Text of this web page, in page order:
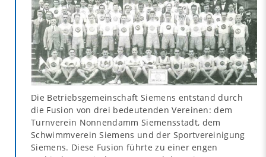
Die Betriebsgemeinschaft Siemens entstand durch
die Fusion von drei bedeutenden Vereinen: dem
Turnverein Nonnendamm Siemensstadt, dem
Schwimmverein Siemens und der Sportvereinigung
Siemens. Diese Fusion führte zu einer engen